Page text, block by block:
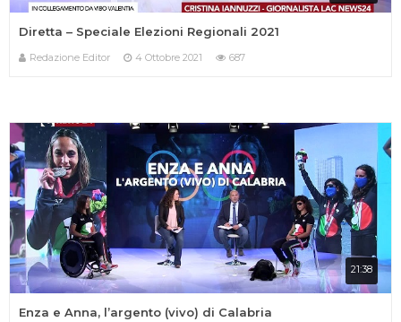
Diretta – Speciale Elezioni Regionali 2021
Redazione Editor 4 Ottobre 2021 687
21:38
Enza e Anna, l’argento (vivo) di Calabria